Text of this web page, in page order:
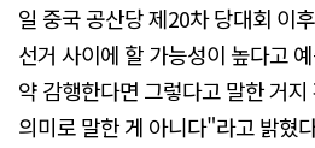
일 중국 공산당 제20차 당대회 이
선거 사이에 할 가능성이 높다고
약 감행한다면 그렇다고 말한 거
의미로 말한 게 아니다"라고 밝혔